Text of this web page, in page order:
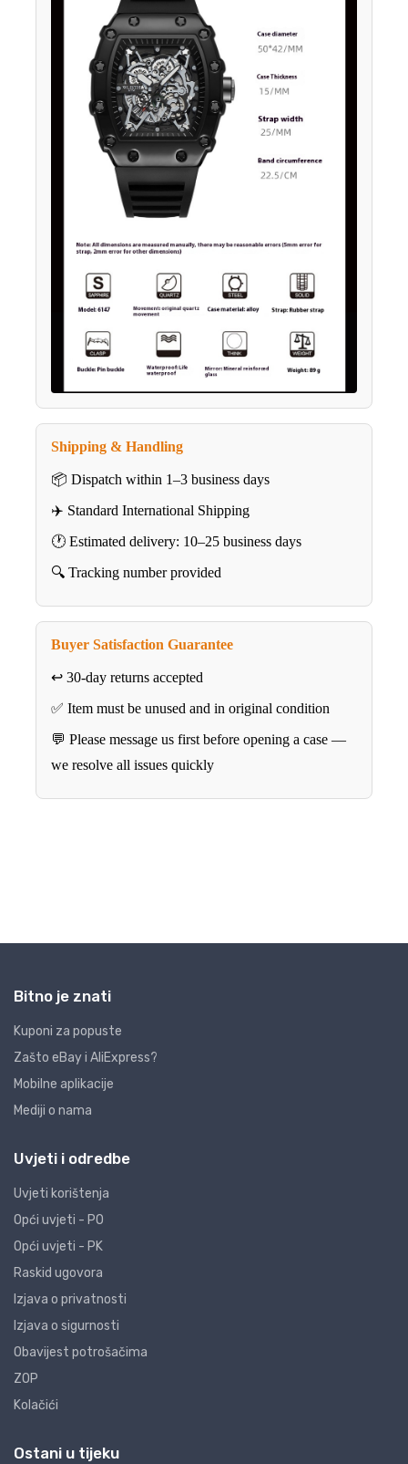
Bitno je znati
Kuponi za popuste
Zašto eBay i AliExpress?
Mobilne aplikacije
Mediji o nama
Uvjeti i odredbe
Uvjeti korištenja
Opći uvjeti - PO
Opći uvjeti - PK
Raskid ugovora
Izjava o privatnosti
Izjava o sigurnosti
Obavijest potrošačima
ZOP
Kolačići
Ostani u tijeku